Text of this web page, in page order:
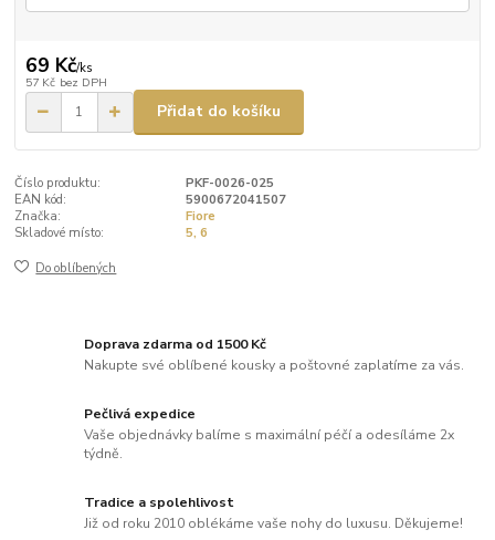
69 Kč/ks
57 Kč bez DPH
Přidat do košíku
Číslo produktu:
PKF-0026-025
EAN kód:
5900672041507
Značka:
Fiore
Skladové místo:
5, 6
Do oblíbených
Doprava zdarma od 1500 Kč
Nakupte své oblíbené kousky a poštovné zaplatíme za vás.
Pečlivá expedice
Vaše objednávky balíme s maximální péčí a odesíláme 2x
týdně.
Tradice a spolehlivost
Již od roku 2010 oblékáme vaše nohy do luxusu. Děkujeme!